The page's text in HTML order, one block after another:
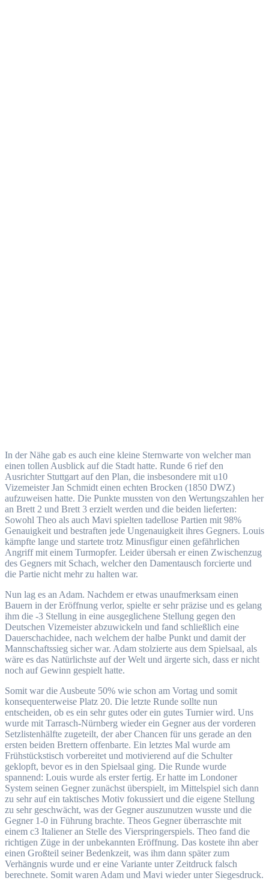
In der Nähe gab es auch eine kleine Sternwarte von welcher man
einen tollen Ausblick auf die Stadt hatte. Runde 6 rief den
Ausrichter Stuttgart auf den Plan, die insbesondere mit u10
Vizemeister Jan Schmidt einen echten Brocken (1850 DWZ)
aufzuweisen hatte. Die Punkte mussten von den Wertungszahlen her
an Brett 2 und Brett 3 erzielt werden und die beiden lieferten:
Sowohl Theo als auch Mavi spielten tadellose Partien mit 98%
Genauigkeit und bestraften jede Ungenauigkeit ihres Gegners. Louis
kämpfte lange und startete trotz Minusfigur einen gefährlichen
Angriff mit einem Turmopfer. Leider übersah er einen Zwischenzug
des Gegners mit Schach, welcher den Damentausch forcierte und
die Partie nicht mehr zu halten war.
Nun lag es an Adam. Nachdem er etwas unaufmerksam einen
Bauern in der Eröffnung verlor, spielte er sehr präzise und es gelang
ihm die -3 Stellung in eine ausgeglichene Stellung gegen den
Deutschen Vizemeister abzuwickeln und fand schließlich eine
Dauerschachidee, nach welchem der halbe Punkt und damit der
Mannschaftssieg sicher war. Adam stolzierte aus dem Spielsaal, als
wäre es das Natürlichste auf der Welt und ärgerte sich, dass er nicht
noch auf Gewinn gespielt hatte.
Somit war die Ausbeute 50% wie schon am Vortag und somit
konsequenterweise Platz 20. Die letzte Runde sollte nun
entscheiden, ob es ein sehr gutes oder ein gutes Turnier wird. Uns
wurde mit Tarrasch-Nürnberg wieder ein Gegner aus der vorderen
Setzlistenhälfte zugeteilt, der aber Chancen für uns gerade an den
ersten beiden Brettern offenbarte. Ein letztes Mal wurde am
Frühstückstisch vorbereitet und motivierend auf die Schulter
geklopft, bevor es in den Spielsaal ging. Die Runde wurde
spannend: Louis wurde als erster fertig. Er hatte im Londoner
System seinen Gegner zunächst überspielt, im Mittelspiel sich dann
zu sehr auf ein taktisches Motiv fokussiert und die eigene Stellung
zu sehr geschwächt, was der Gegner auszunutzen wusste und die
Gegner 1-0 in Führung brachte. Theos Gegner überraschte mit
einem c3 Italiener an Stelle des Vierspringerspiels. Theo fand die
richtigen Züge in der unbekannten Eröffnung. Das kostete ihn aber
einen Großteil seiner Bedenkzeit, was ihm dann später zum
Verhängnis wurde und er eine Variante unter Zeitdruck falsch
berechnete. Somit waren Adam und Mavi wieder unter Siegesdruck.